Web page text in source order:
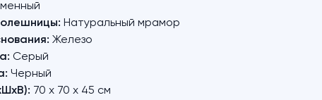
Натуральный мрамор
Железо
Серый
Черный
70 х 70 х 45 см